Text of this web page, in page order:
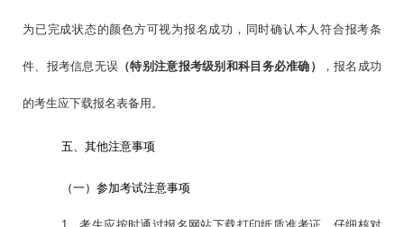
为已完成状态的颜色方可视为报名成功，同时确认本人符合报考条
件、报考信息无误 （特别注意报考级别和科目务必准确） ，报名成功
的考生应下载报名表备用。
五、其他注意事项
（一）参加考试注意事项